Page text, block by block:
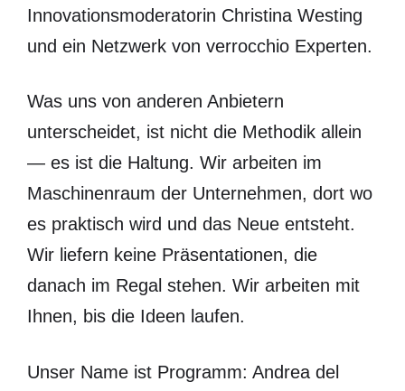
Innovationsmoderatorin Christina Westing
und ein Netzwerk von verrocchio Experten.
Was uns von anderen Anbietern
unterscheidet, ist nicht die Methodik allein
— es ist die Haltung. Wir arbeiten im
Maschinenraum der Unternehmen, dort wo
es praktisch wird und das Neue entsteht.
Wir liefern keine Präsentationen, die
danach im Regal stehen. Wir arbeiten mit
Ihnen, bis die Ideen laufen.
Unser Name ist Programm: Andrea del